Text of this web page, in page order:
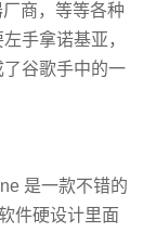
商，等等各种
手拿诺基亚，
谷歌手中的一
是一款不错的
件硬设计里面